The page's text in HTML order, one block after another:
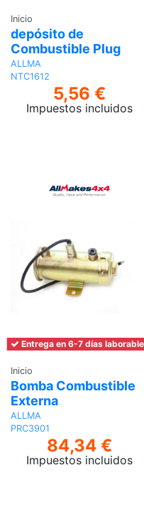
Inicio
depósito de
Combustible Plug
ALLMA
NTC1612
5,56 €
Impuestos incluidos
Entrega en 6-7 días
Inicio
Bomba Combustible
Externa
ALLMA
PRC3901
84,34 €
Impuestos incluidos